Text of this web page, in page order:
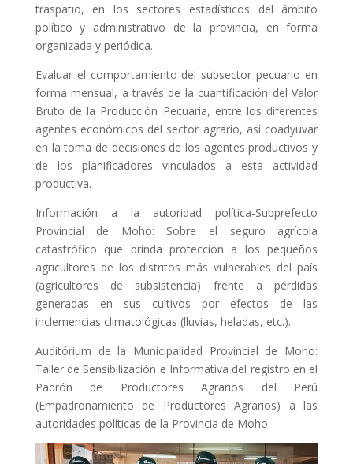
traspatio, en los sectores estadísticos del ámbito
político y administrativo de la provincia, en forma
organizada y periódica.
Evaluar el comportamiento del subsector pecuario en
forma mensual, a través de la cuantificación del Valor
Bruto de la Producción Pecuaria, entre los diferentes
agentes económicos del sector agrario, así coadyuvar
en la toma de decisiones de los agentes productivos y
de los planificadores vinculados a esta actividad
productiva.
Información a la autoridad política-Subprefecto
Provincial de Moho: Sobre el seguro agrícola
catastrófico que brinda protección a los pequeños
agricultores de los distritos más vulnerables del país
(agricultores de subsistencia) frente a pérdidas
generadas en sus cultivos por efectos de las
inclemencias climatológicas (lluvias, heladas, etc.).
Auditórium de la Municipalidad Provincial de Moho:
Taller de Sensibilización e Informativa del registro en el
Padrón de Productores Agrarios del Perú
(Empadronamiento de Productores Agrarios) a las
autoridades políticas de la Provincia de Moho.